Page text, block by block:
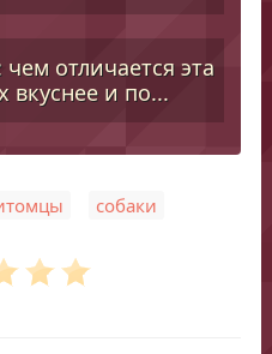
отличается эта
вкуснее и по...
собаки